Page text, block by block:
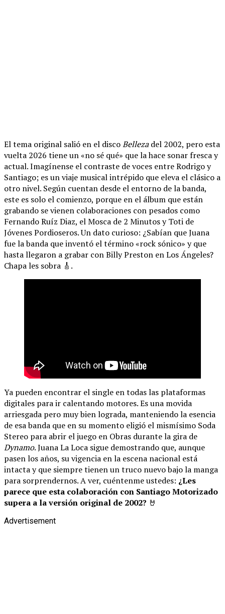
El tema original salió en el discoBellezadel 2002, pero esta
vuelta 2026 tiene un «no sé qué» que la hace sonar fresca y
actual. Imagínense el contraste de voces entre Rodrigo y
Santiago; es un viaje musical intrépido que eleva el clásico a
otro nivel. Según cuentan desde el entorno de la banda,
este es solo el comienzo, porque en el álbum que están
grabando se vienen colaboraciones con pesados como
Fernando Ruíz Diaz, el Mosca de 2 Minutos y Toti de
Jóvenes Pordioseros. Un dato curioso: ¿Sabían que Juana
fue la banda que inventó el término «rock sónico» y que
hasta llegaron a grabar con Billy Preston en Los Ángeles?
Chapa les sobra 🎸.
Ya pueden encontrar el single en todas las plataformas
digitales para ir calentando motores. Es una movida
arriesgada pero muy bien lograda, manteniendo la esencia
de esa banda que en su momento eligió el mismísimo Soda
Stereo para abrir el juego en Obras durante la gira de
Dynamo. Juana La Loca sigue demostrando que, aunque
pasen los años, su vigencia en la escena nacional está
intacta y que siempre tienen un truco nuevo bajo la manga
para sorprendernos. A ver, cuéntenme ustedes: ¿Les
parece que esta colaboración con Santiago Motorizado
supera a la versión original de 2002? 🤘
Advertisement